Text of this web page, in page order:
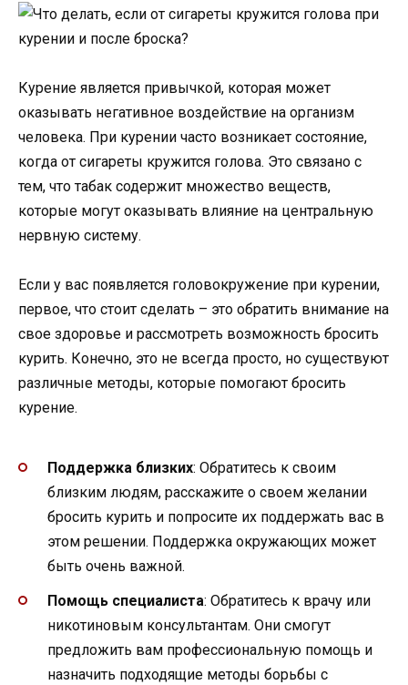
Курение является привычкой, которая может
оказывать негативное воздействие на организм
человека. При курении часто возникает состояние,
когда от сигареты кружится голова. Это связано с
тем, что табак содержит множество веществ,
которые могут оказывать влияние на центральную
нервную систему.
Если у вас появляется головокружение при курении,
первое, что стоит сделать – это обратить внимание на
свое здоровье и рассмотреть возможность бросить
курить. Конечно, это не всегда просто, но существуют
различные методы, которые помогают бросить
курение.
Поддержка близких: Обратитесь к своим
близким людям, расскажите о своем желании
бросить курить и попросите их поддержать вас в
этом решении. Поддержка окружающих может
быть очень важной.
Помощь специалиста: Обратитесь к врачу или
никотиновым консультантам. Они смогут
предложить вам профессиональную помощь и
назначить подходящие методы борьбы с